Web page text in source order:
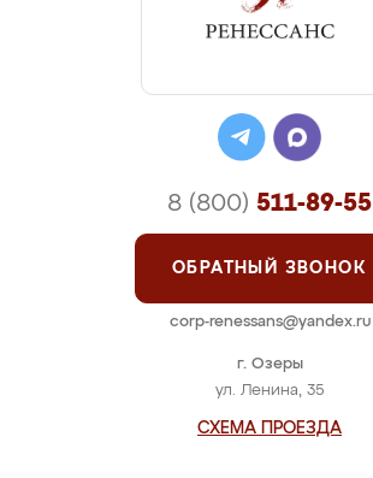
г. Озеры
ул. Ленина, 35
СХЕМА ПРОЕЗДА
8 (800) 511-89-55
ОБРАТНЫЙ ЗВОНОК
corp-renessans@yandex.ru